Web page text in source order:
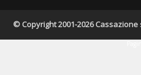
© Copyright 2001-2026 Cassazione